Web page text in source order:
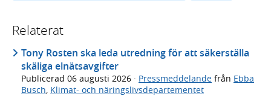
Relaterat
Tony Rosten ska leda utredning för att säkerställa
skäliga elnätsavgifter
Publicerad 06 augusti 2026 · Pressmeddelande från Ebba
Busch Klimat- och näringslivsdepartementet